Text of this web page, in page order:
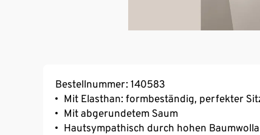
Bestellnummer: 140583
Mit Elasthan: formbeständig, perfekter
Mit abgerundetem Saum
Hautsympathisch durch hohen